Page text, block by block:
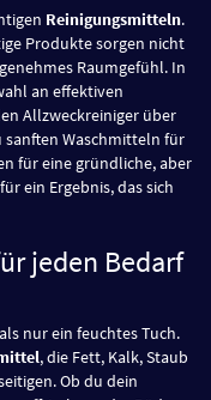
Reinigungsmitteln.
Produkte sorgen nicht
Raumgefühl. In
an effektiven
Allzweckreiniger über
sanften Waschmitteln für
für eine gründliche, aber
ein Ergebnis, das sich
jeden Bedarf
nur ein feuchtes Tuch.
, die Fett, Kalk, Staub
Ob du dein